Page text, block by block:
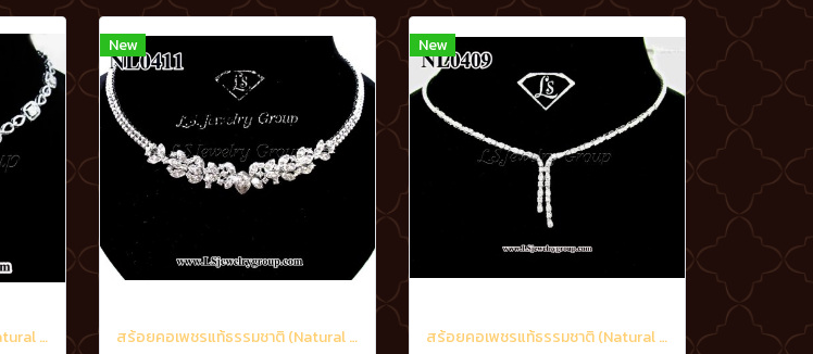
สร้อยคอเพชรแท้ธรรมชาติ (Natural Diamonds) น้ำงามที่สุด (Perfect Heart&Arrow Ideal Cut) 3.20 Ct.
New
สร้อยคอเพชรแท้ธรรมชาติ (Natural Diamonds) 6.50 Ct.
New
สร้อยคอเพชรแท้ธรรมชาติ (Natural Diamonds) 1.70 Ct.